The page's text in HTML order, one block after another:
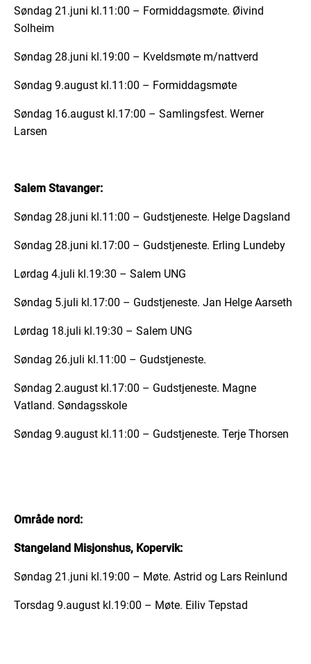
Søndag 21.juni kl.11:00 – Formiddagsmøte. Øivind
Solheim
Søndag 28.juni kl.19:00 – Kveldsmøte m/nattverd
Søndag 9.august kl.11:00 – Formiddagsmøte
Søndag 16.august kl.17:00 – Samlingsfest. Werner
Larsen
Salem Stavanger:
Søndag 28.juni kl.11:00 – Gudstjeneste. Helge Dagsland
Søndag 28.juni kl.17:00 – Gudstjeneste. Erling Lundeby
Lørdag 4.juli kl.19:30 – Salem UNG
Søndag 5.juli kl.17:00 – Gudstjeneste. Jan Helge Aarseth
Lørdag 18.juli kl.19:30 – Salem UNG
Søndag 26.juli kl.11:00 – Gudstjeneste.
Søndag 2.august kl.17:00 – Gudstjeneste. Magne
Vatland. Søndagsskole
Søndag 9.august kl.11:00 – Gudstjeneste. Terje Thorsen
Område nord:
Stangeland Misjonshus, Kopervik:
Søndag 21.juni kl.19:00 – Møte. Astrid og Lars Reinlund
Torsdag 9.august kl.19:00 – Møte. Eiliv Tepstad